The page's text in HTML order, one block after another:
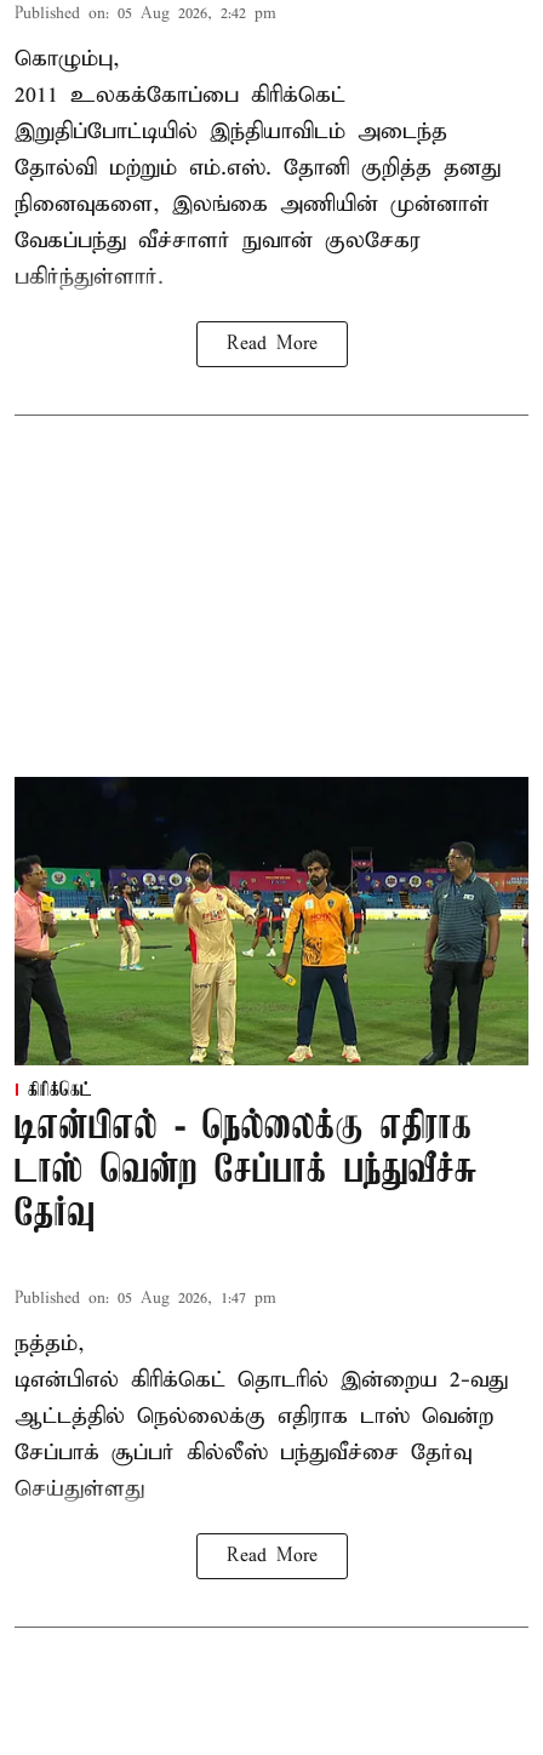
Published on: 05 Aug 2026, 2:42 pm
கொழும்பு,
2011 உலகக்கோப்பை கிரிக்கெட்
இறுதிப்போட்டியில் இந்தியாவிடம் அடைந்த
தோல்வி மற்றும் எம்.எஸ். தோனி குறித்த தனது
நினைவுகளை, இலங்கை அணியின் முன்னாள்
வேகப்பந்து வீச்சாளர் நுவான் குலசேகர
பகிர்ந்துள்ளார்.
Read More
கிரிக்கெட்
டிஎன்பிஎல் - நெல்லைக்கு எதிராக
டாஸ் வென்ற சேப்பாக் பந்துவீச்சு
தேர்வு
Published on: 05 Aug 2026, 1:47 pm
நத்தம்,
டிஎன்பிஎல் கிரிக்கெட் தொடரில் இன்றைய 2-வது
ஆட்டத்தில் நெல்லைக்கு எதிராக டாஸ் வென்ற
சேப்பாக் சூப்பர் கில்லீஸ் பந்துவீச்சை தேர்வு
செய்துள்ளது
Read More